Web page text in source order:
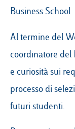
Business School
Al termine del
coordinatore del
e curiosità sui
processo di
futuri studenti.